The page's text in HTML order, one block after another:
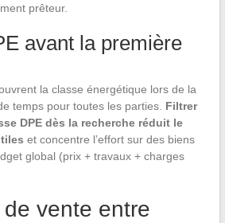
prêteur.
avant la première
la classe énergétique lors de la
temps pour toutes les parties. Filtrer
DPE dès la recherche réduit le
et concentre l’effort sur des biens
global (prix + travaux + charges
vente entre